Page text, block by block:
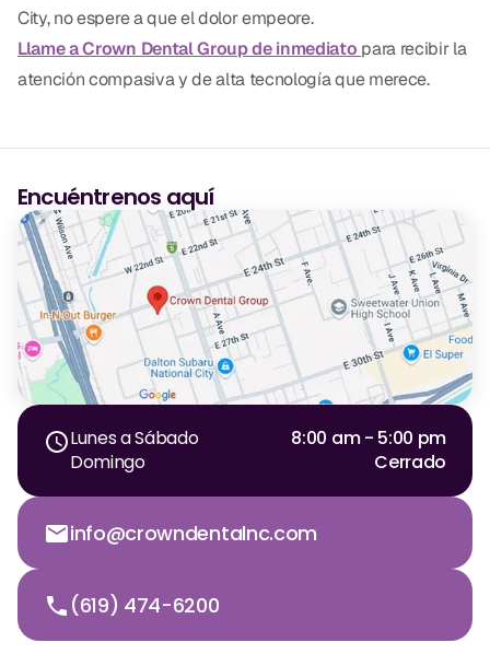
City, no espere a que el dolor empeore.
Llame a Crown Dental Group de inmediato para recibir la
atención compasiva y de alta tecnología que merece.
Encuéntrenos aquí
Lunes a Sábado
8:00 am - 5:00 pm
Domingo
Cerrado
info@crowndentalnc.com
(619) 474-6200